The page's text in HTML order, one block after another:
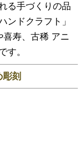
る手づくりの品
ンドクラフト」
寿、古稀 アニ
す。
彫刻